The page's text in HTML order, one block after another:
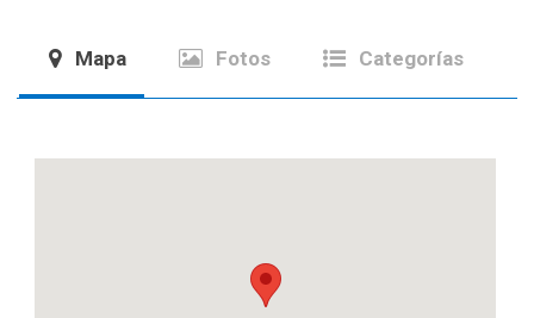
Mapa Fotos Categorías